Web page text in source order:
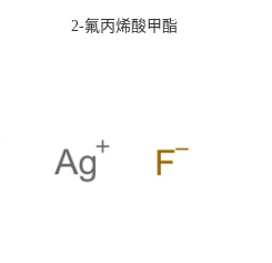
2-氟丙烯酸甲酯